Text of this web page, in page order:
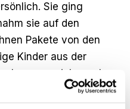
Sie ging
sie auf den
Pakete von den
Kinder aus der
herauszuziehen, als
Mandl ordnete
an, das sie auf